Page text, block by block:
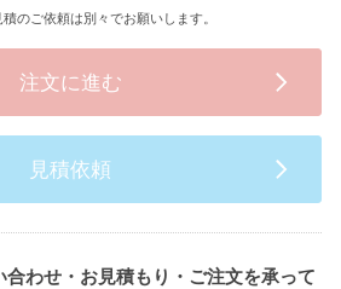
積のご依頼は別々でお願いします。
注文に進む
見積依頼
合わせ・お見積もり・ご注文を承って